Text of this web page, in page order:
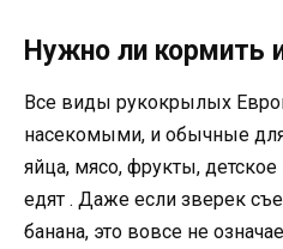
Нужно ли кормить
Все виды рукокрылых
насекомыми, и обычные
яйца, мясо, фрукты, детское
едят . Даже если зверек
банана, это вовсе не